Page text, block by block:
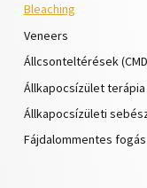
Bleaching
Veneers
Állcsonteltérések
Állkapocsízület terápia
Állkapocsízületi
Fájdalommentes